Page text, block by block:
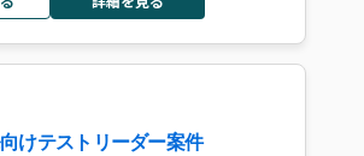
けテストリーダー案件